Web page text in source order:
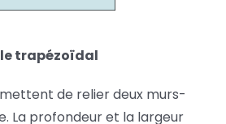
trapézoïdal
de relier deux murs-
La profondeur et la largeur